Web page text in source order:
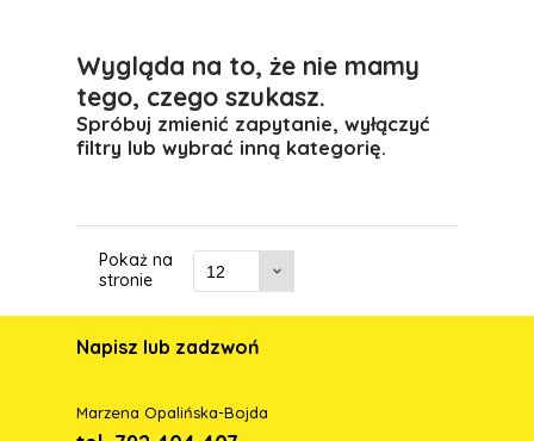
Wygląda na to, że nie mamy
tego, czego szukasz.
Spróbuj zmienić zapytanie, wyłączyć
filtry lub wybrać inną kategorię.
Pokaż na
stronie
Napisz lub zadzwoń
Marzena Opalińska-Bojda